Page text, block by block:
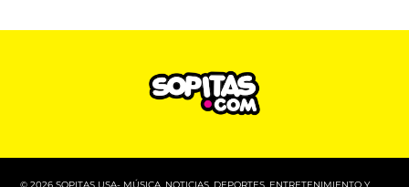
© 2026 SOPITAS USA- MÚSICA, NOTICIAS, DEPORTES, ENTRETENIMIENTO Y